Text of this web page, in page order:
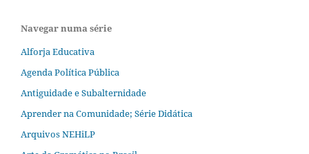
Navegar numa série
Alforja Educativa
Agenda Política Pública
Antiguidade e Subalternidade
Aprender na Comunidade; Série Didática
Arquivos NEHiLP